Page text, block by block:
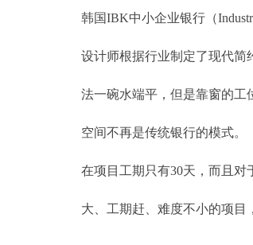
韩国IBK中小企业银行（
设计师根据行业制定了现代
法一碗水端平，但是靠窗的工
空间不再是传统银行的模式。
在项目工期只有30天，而且
大、工期赶、难度不小的项目